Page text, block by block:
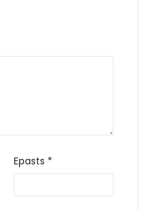
Epasts *